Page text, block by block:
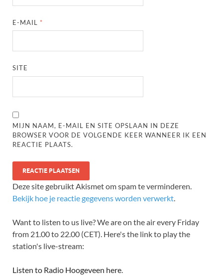
E-MAIL *
SITE
MIJN NAAM, E-MAIL EN SITE OPSLAAN IN DEZE
BROWSER VOOR DE VOLGENDE KEER WANNEER IK EEN
REACTIE PLAATS.
Deze site gebruikt Akismet om spam te verminderen.
Bekijk hoe je reactie gegevens worden verwerkt.
Want to listen to us live? We are on the air every Friday
from 21.00 to 22.00 (CET). Here's the link to play the
station's live-stream:
Listen to Radio Hoogeveen here.